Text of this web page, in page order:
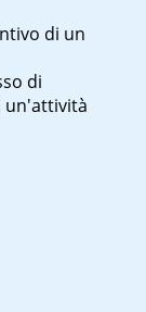
di un
di
un'attività